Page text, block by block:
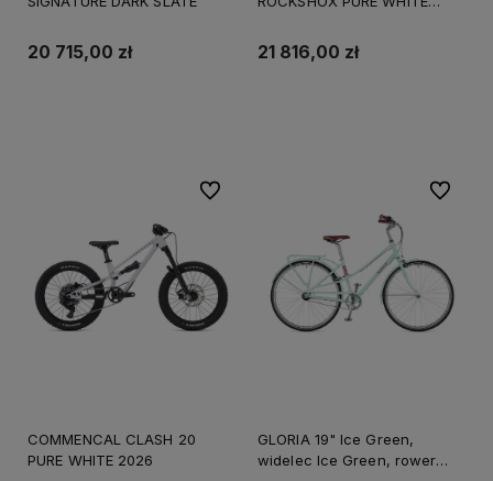
20 715,00 zł
2026
21 816,00 zł
COMMENCAL CLASH 20
PURE WHITE 2026
Do ulubionych
GLORIA 19" Ice Green,
widelec Ice Green, rower
Do